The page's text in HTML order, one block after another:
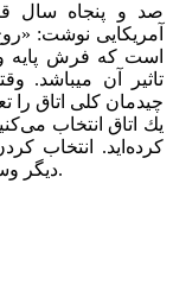
صد و پنجاه سال
آمریکایی نوشت:
است كه فرش
تاثیر آن می­باشد.
چیدمان كلی اتاق را
یك اتاق انتخاب
كرده‌اید. انتخاب
دیگر وسایل رفتن بسیار راحت‌تر از راه‌های دیگر است.